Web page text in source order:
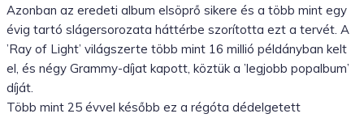
Azonban az eredeti album elsöprő sikere és a több mint egy
évig tartó slágersorozata háttérbe szorította ezt a tervét. A
’Ray of Light’ világszerte több mint 16 millió példányban kelt
el, és négy Grammy-díjat kapott, köztük a ’legjobb popalbum’
díját.
Több mint 25 évvel később ez a régóta dédelgetett